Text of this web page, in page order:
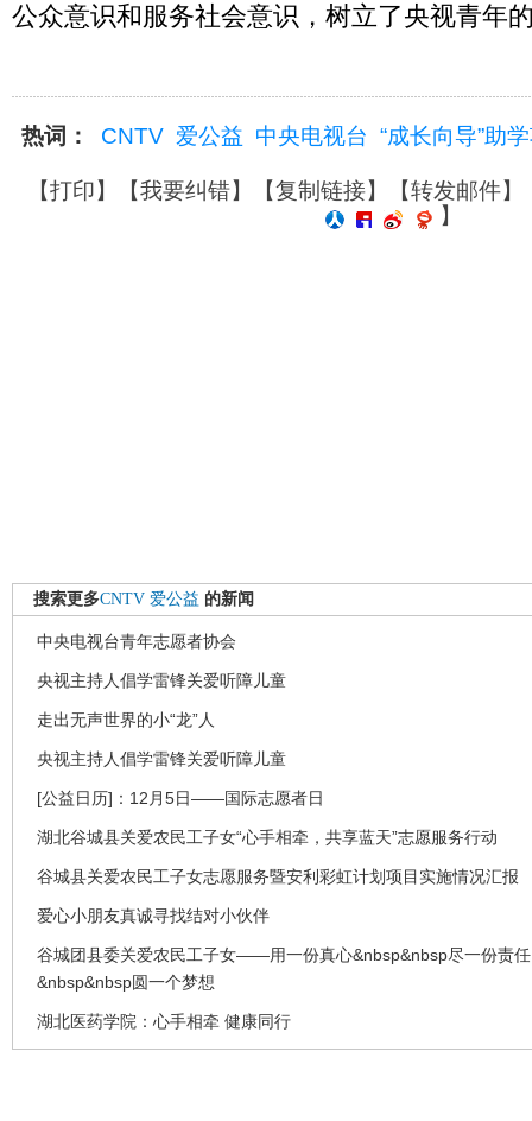
公众意识和服务社会意识，树立了央视青年
热词： CNTV 爱公益 中央电视台 “成长向导”助
【打印】【我要纠错】【复制链接】【转发邮件】
】
搜索更多CNTV 爱公益 的新闻
中央电视台青年志愿者协会
央视主持人倡学雷锋关爱听障儿童
走出无声世界的小“龙”人
央视主持人倡学雷锋关爱听障儿童
[公益日历]：12月5日——国际志愿者日
湖北谷城县关爱农民工子女“心手相牵，共享蓝天”志愿服务行动
谷城县关爱农民工子女志愿服务暨安利彩虹计划项目实施情况汇报
爱心小朋友真诚寻找结对小伙伴
谷城团县委关爱农民工子女——用一份真心&nbsp&nbsp尽一份责任
&nbsp&nbsp圆一个梦想
湖北医药学院：心手相牵 健康同行